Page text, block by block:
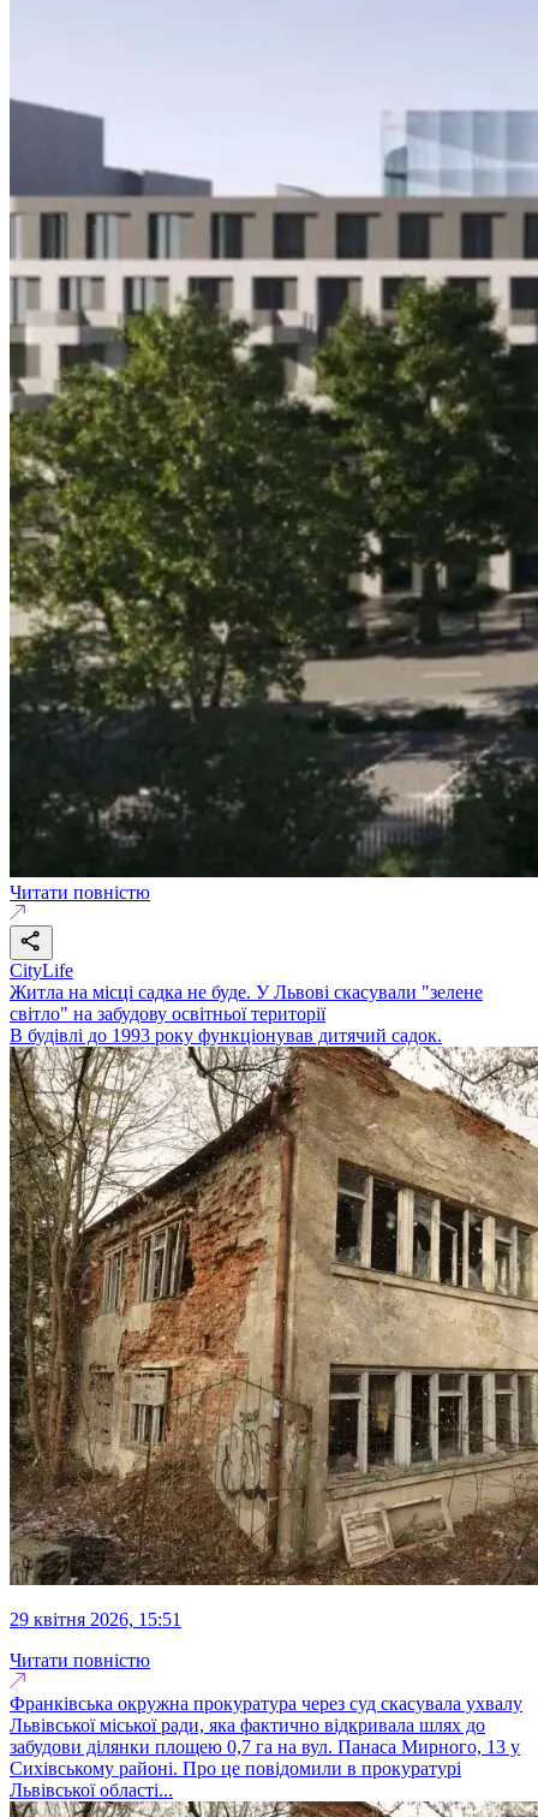
Читати повністю
CityLife
Житла на місці садка не буде. У Львові скасували "зелене
світло" на забудову освітньої території
В будівлі до 1993 року функціонував дитячий садок.
29 квітня 2026, 15:51
Читати повністю
Франківська окружна прокуратура через суд скасувала ухвалу
Львівської міської ради, яка фактично відкривала шлях до
забудови ділянки площею 0,7 га на вул. Панаса Мирного, 13 у
Сихівському районі. Про це повідомили в прокуратурі
Львівської області...